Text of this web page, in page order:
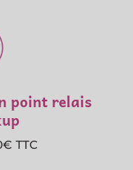
point relais
TTC